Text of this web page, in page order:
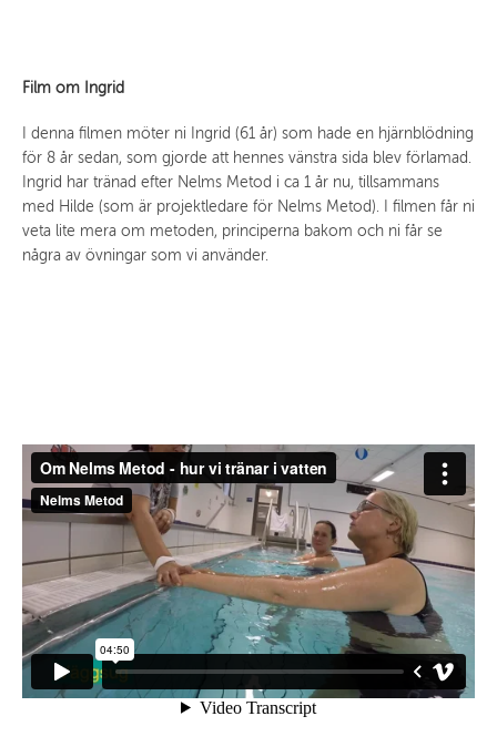
Film om Ingrid
I denna filmen möter ni Ingrid (61 år) som hade en hjärnblödning
för 8 år sedan, som gjorde att hennes vänstra sida blev förlamad.
Ingrid har tränad efter Nelms Metod i ca 1 år nu, tillsammans
med Hilde (som är projektledare för Nelms Metod). I filmen får ni
veta lite mera om metoden, principerna bakom och ni får se
några av övningar som vi använder.